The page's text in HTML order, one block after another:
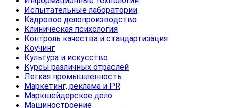
Испытательные лаборатории
Кадровое делопроизводство
Клиническая психология
Контроль качества и стандартизация
Коучинг
Культура и искусство
Курсы различных отраслей
Легкая промышленность
Маркетинг, реклама и PR
Маркшейдерское дело
Машиностроение